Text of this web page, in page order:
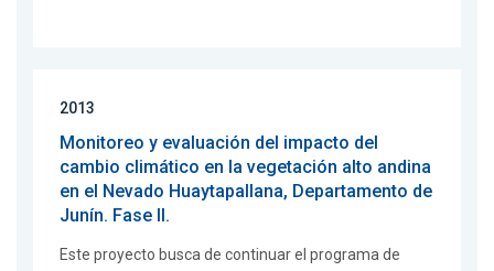
2013
Monitoreo y evaluación del impacto del
cambio climático en la vegetación alto andina
en el Nevado Huaytapallana, Departamento de
Junín. Fase II.
Este proyecto busca de continuar el programa de